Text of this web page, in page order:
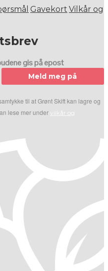
Gavekort Vilkår og
gis på epost
Meld meg på
til at Grønt Skift kan lagre og
lese mer under vilkår og